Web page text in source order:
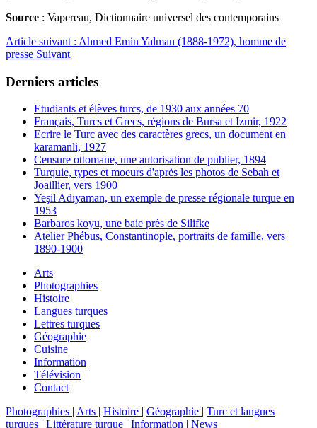
Source : Vapereau, Dictionnaire universel des contemporains
Article suivant : Ahmed Emin Yalman (1888-1972), homme de
presse Suivant
Derniers articles
Etudiants et élèves turcs, de 1930 aux années 70
Français, Turcs et Grecs, régions de Bursa et Izmir, 1922
Ecrire le Turc avec des caractères grecs, un document en
karamanli, 1927
Censure ottomane, une autorisation de publier, 1894
Turquie, types et moeurs d'après les photos de Sebah et
Joaillier, vers 1900
Yeşil Adıyaman, un exemple de presse régionale turque en
1953
Barbaros koyu, une baie près de Silifke
Atelier Phébus, Constantinople, portraits de famille, vers
1890-1900
Arts
Photographies
Histoire
Langues turques
Lettres turques
Géographie
Cuisine
Information
Télévision
Contact
Photographies | Arts | Histoire | Géographie | Turc et langues
turques | Littérature turque | Information | News